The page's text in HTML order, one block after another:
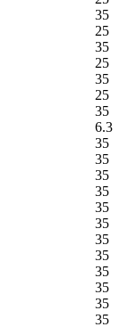
35
25
35
25
35
25
35
6.3
35
35
35
35
35
35
35
35
35
35
35
35